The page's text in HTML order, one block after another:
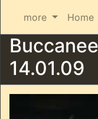
more
Home
14.01.09